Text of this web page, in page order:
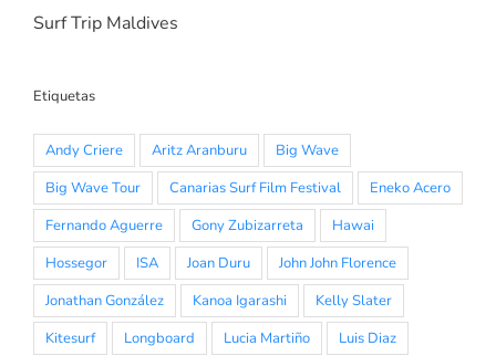
Surf Trip Maldives
Etiquetas
Andy Criere Aritz Aranburu
Big Wave
Big Wave Tour
Canarias Surf Film Festival
Eneko Acero
Fernando Aguerre
Gony Zubizarreta
Hawai
Hossegor
ISA Joan Duru
John John Florence
Jonathan González
Kanoa Igarashi
Kelly Slater
Kitesurf
Longboard Lucia Martiño
Luis Diaz